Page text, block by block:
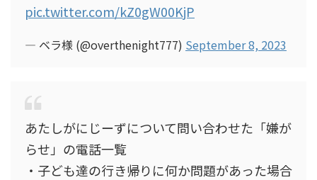
pic.twitter.com/kZ0gW00KjP
— ベラ様 (@overthenight777) September 8, 2023
あたしがにじーずについて問い合わせた「嫌が
らせ」の電話一覧
・子ども達の行き帰りに何か問題があった場合